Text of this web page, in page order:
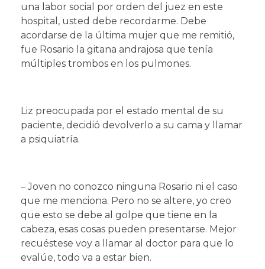
una labor social por orden del juez en este
hospital, usted debe recordarme. Debe
acordarse de la última mujer que me remitió,
fue Rosario la gitana andrajosa que tenía
múltiples trombos en los pulmones.
Liz preocupada por el estado mental de su
paciente, decidió devolverlo a su cama y llamar
a psiquiatría.
– Joven no conozco ninguna Rosario ni el caso
que me menciona. Pero no se altere, yo creo
que esto se debe al golpe que tiene en la
cabeza, esas cosas pueden presentarse. Mejor
recuéstese voy a llamar al doctor para que lo
evalúe, todo va a estar bien.